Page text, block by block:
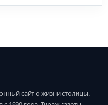
сайт о жизни столицы.